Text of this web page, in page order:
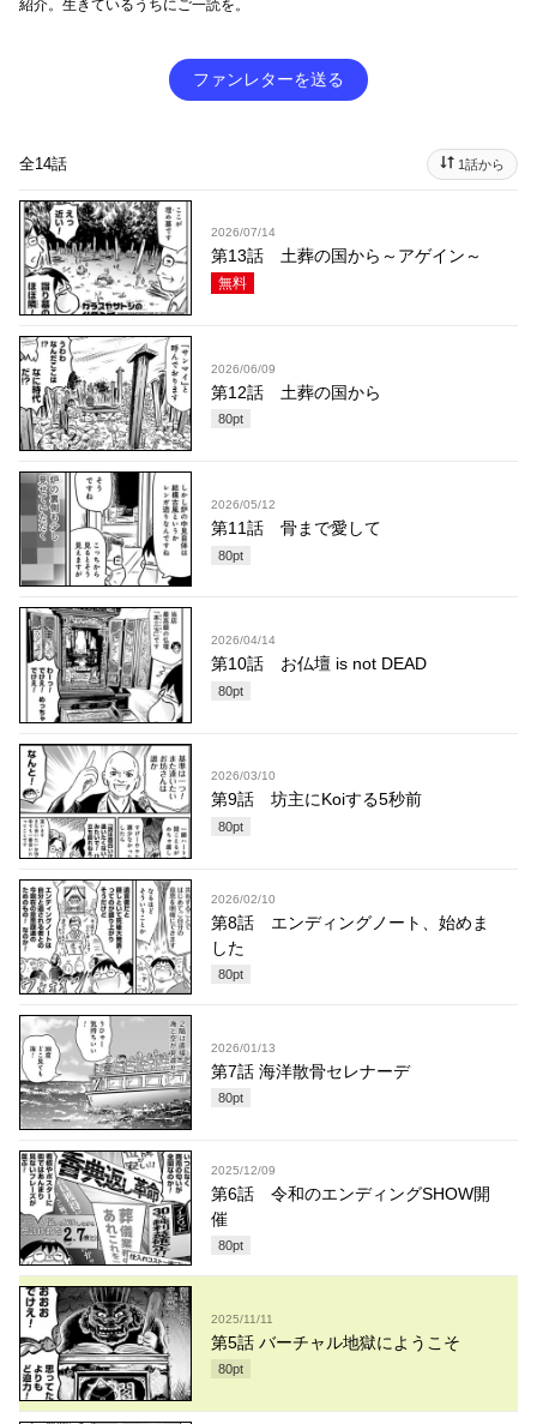
紹介。生きているうちにご一読を。
ファンレターを送る
全14話 1話から
2026/07/14
第13話 土葬の国から～アゲイン～
無料
2026/06/09
第12話 土葬の国から
80pt
2026/05/12
第11話 骨まで愛して
80pt
2026/04/14
第10話 お仏壇 is not DEAD
80pt
2026/03/10
第9話 坊主にKoiする5秒前
80pt
2026/02/10
第8話 エンディングノート、始めま
した
80pt
2026/01/13
第7話 海洋散骨セレナーデ
80pt
2025/12/09
第6話 令和のエンディングSHOW開
催
80pt
2025/11/11
第5話 バーチャル地獄にようこそ
80pt